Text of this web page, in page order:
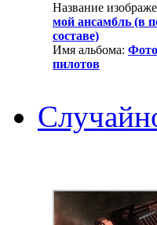
Название
мой ансамбль (в
составе)
Имя альбома:
пилотов